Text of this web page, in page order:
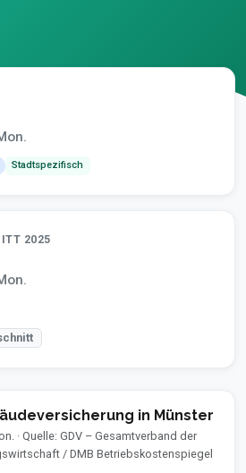
Stadtspezifisch
2025
in Münster
· Quelle: GDV – Gesamtverband der
/ DMB Betriebskostenspiegel